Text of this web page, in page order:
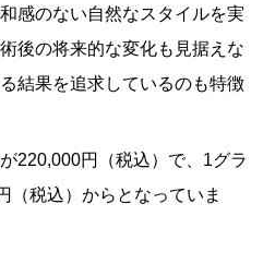
感のない自然なスタイルを実
後の将来的な変化も見据えな
結果を追求しているのも特徴
220,000円（税込）で、1グラ
（税込）からとなっていま